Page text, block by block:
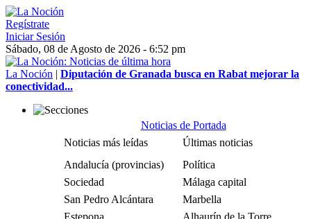
Regístrate
Iniciar Sesión
Sábado, 08 de Agosto de 2026 - 6:52 pm
La Noción | Diputación de Granada busca en Rabat mejorar la
conectividad...
Noticias de Portada
Noticias más leídas
Últimas noticias
Andalucía (provincias)
Política
Sociedad
Málaga capital
San Pedro Alcántara
Marbella
Estepona
Alhaurín de la Torre